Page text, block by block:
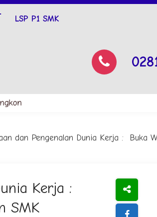
LSP P1 SMK
dan Pengenalan Dunia Kerja : Buka
Kerja :
SMK